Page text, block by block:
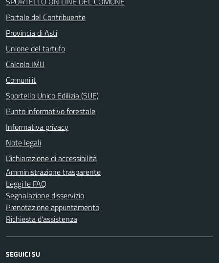
Portale del Contribuente
Provincia di Asti
Unione del tartufo
Calcolo IMU
Comuni.it
Sportello Unico Edilizia (SUE)
Punto informativo forestale
Informativa privacy
Note legali
Dichiarazione di accessibilità
Amministrazione trasparente
Leggi le FAQ
Segnalazione disservizio
Prenotazione appuntamento
Richiesta d'assistenza
SEGUICI SU